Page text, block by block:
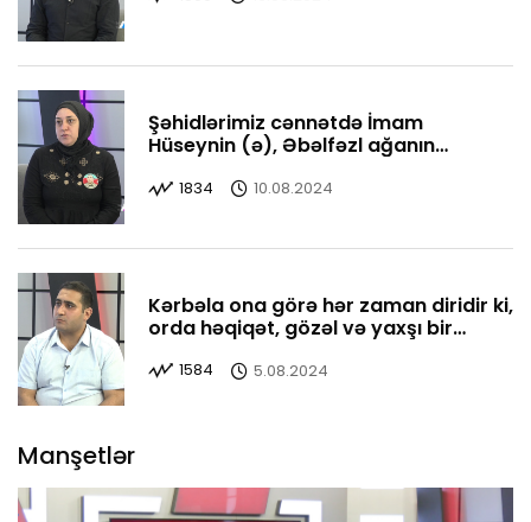
Şəhidlərimiz cənnətdə İmam
Hüseynin (ə), Əbəlfəzl ağanın
1834 10.08.2024
Kərbəla ona görə hər zaman diridir ki,
orda həqiqət, gözəl və yaxşı bir
1584 5.08.2024
Manşetlər